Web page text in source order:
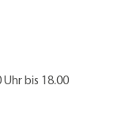
Uhr bis 18.00